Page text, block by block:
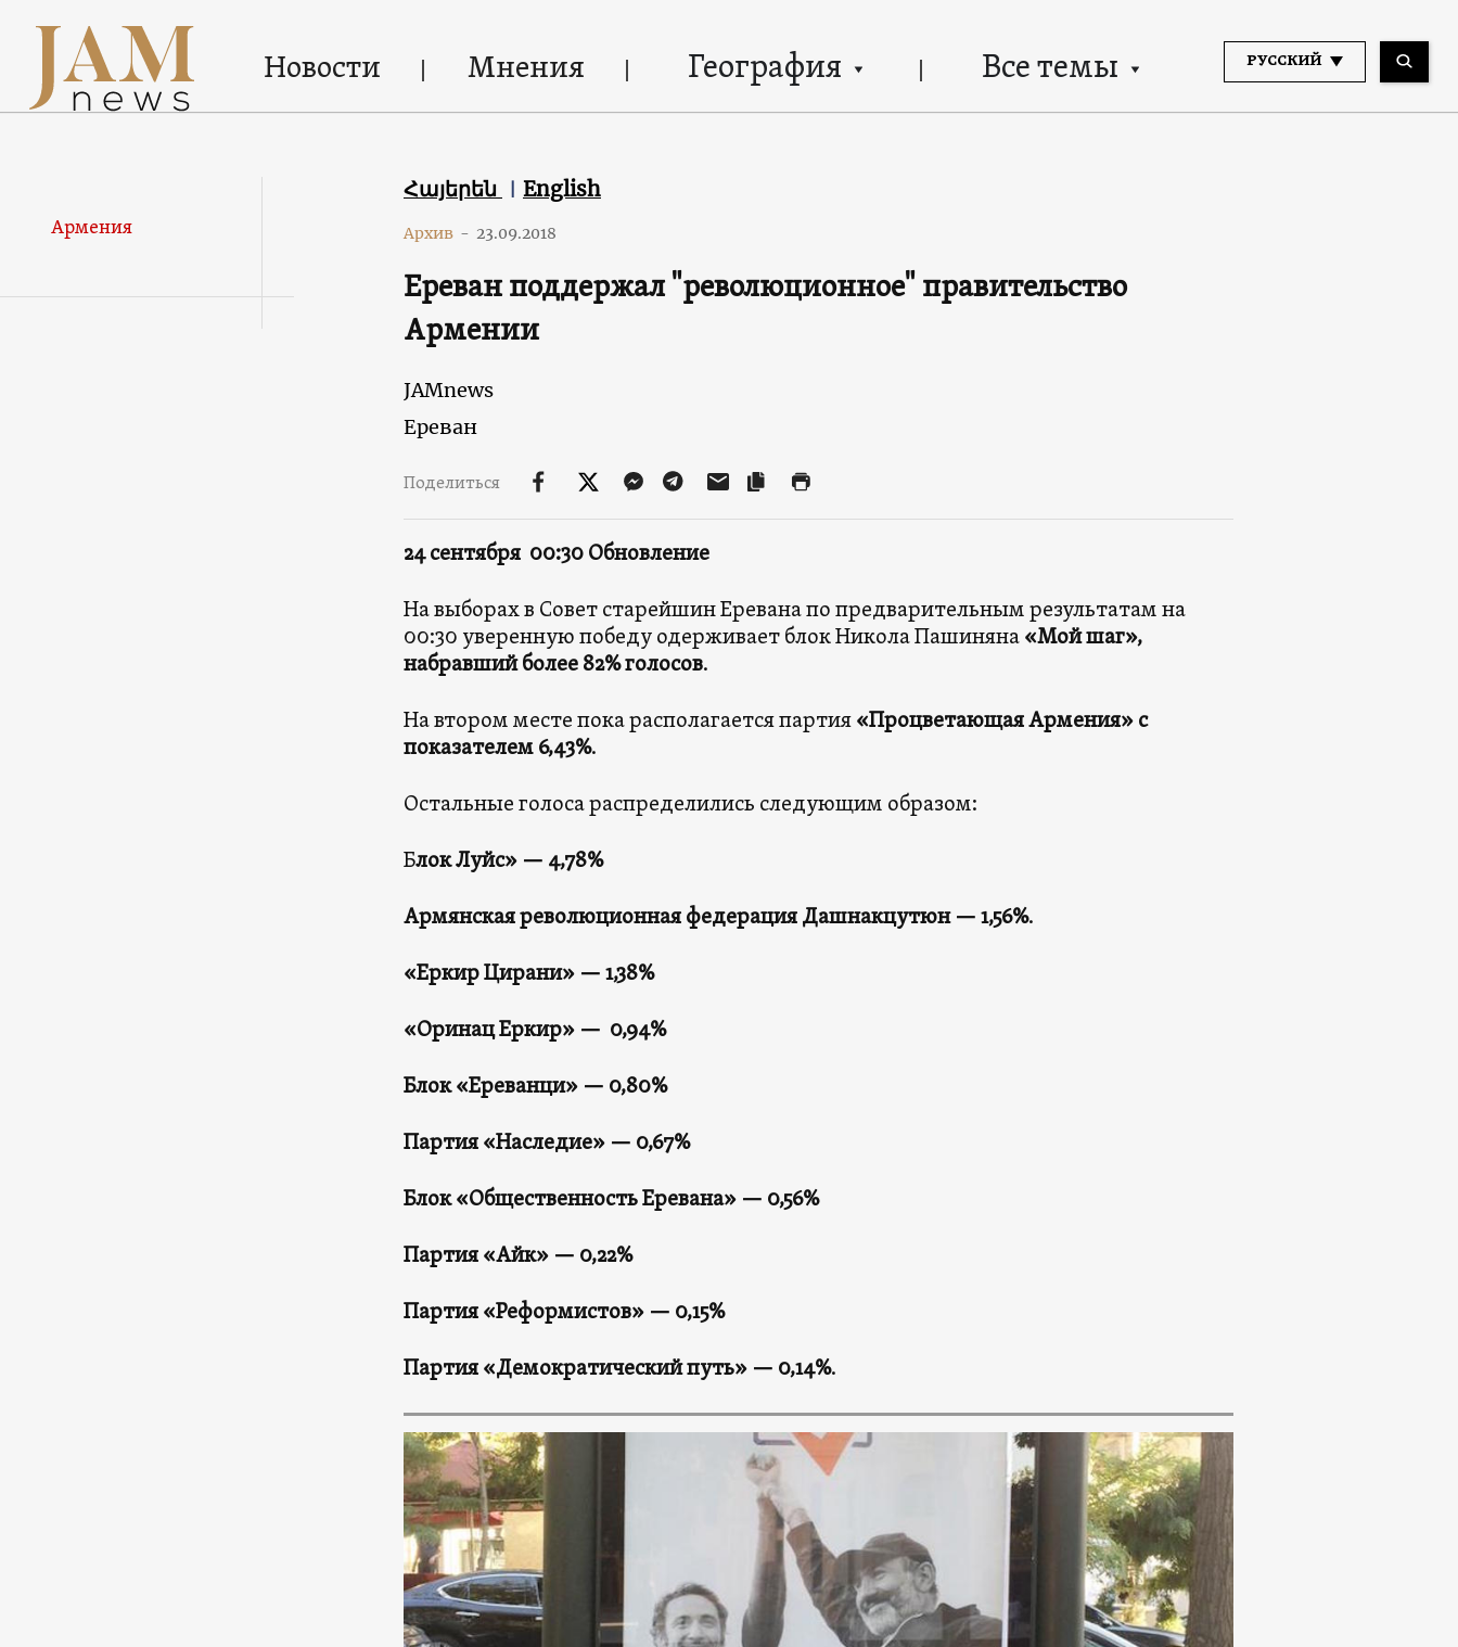
Новости Мнения География Все темы РУССКИЙ
Армения
Հայերեն English
Архив - 23.09.2018
Ереван поддержал "революционное" правительство
Армении
JAMnews
Ереван
Поделиться
24 сентября 00:30 Обновление
На выборах в Совет старейшин Еревана по предварительным результатам на
00:30 уверенную победу одерживает блок Никола Пашиняна«Мой шаг»,
набравшийболее 82% голосов.
На втором месте пока располагается партия«Процветающая Армения» с
показателем 6,43%.
Остальные голоса распределились следующим образом:
Блок Луйс» — 4,78%
Армянская революционная федерация Дашнакцутюн — 1,56%.
«Еркир Цирани» — 1,38%
«Оринац Еркир» — 0,94%
Блок «Ереванци» — 0,80%
Партия«Наследие» — 0,67%
Блок«Общественность Еревана» — 0,56%
Партия«Айк» — 0,22%
Партия«Реформистов» — 0,15%
Партия«Демократический путь» — 0,14%.